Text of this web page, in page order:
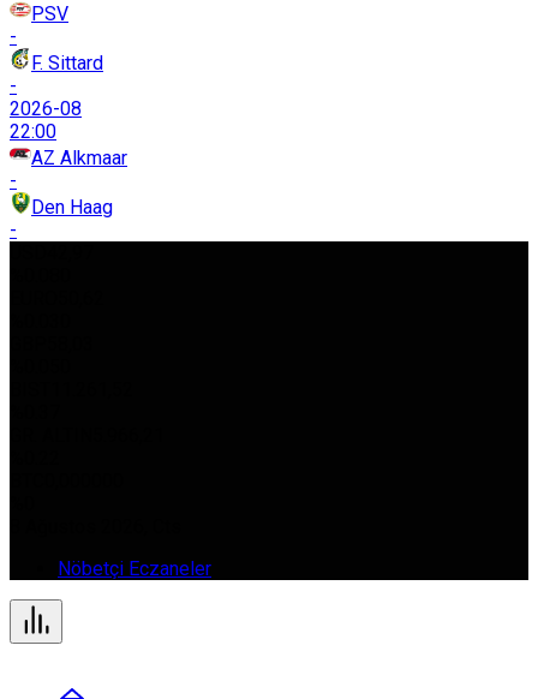
PSV
-
F. Sittard
-
2026-08
22:00
AZ Alkmaar
-
Den Haag
-
Nöbetçi Eczaneler